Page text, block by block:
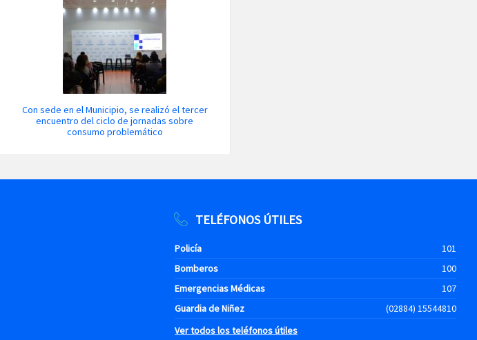
Con sede en el Municipio, se realizó el tercer
encuentro del ciclo de jornadas sobre
consumo problemático
TELÉFONOS ÚTILES
Policía
101
Bomberos
100
Emergencias Médicas
107
Guardia de Niñez
(02884) 15544810
Ver todos los teléfonos útiles